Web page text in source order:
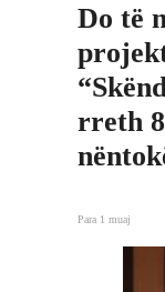
Do të
rreth
Para 1 muaj